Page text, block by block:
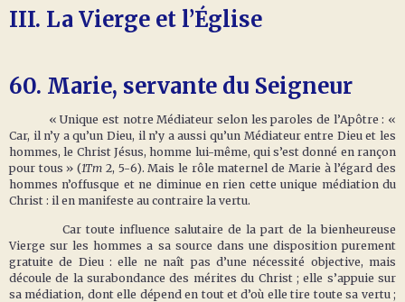
III. La Vierge et l’Église
60. Marie, servante du Seigneur
« Unique est notre Médiateur selon les paroles de l’Apôtre : «
Car, il n’y a qu’un Dieu, il n’y a aussi qu’un Médiateur entre Dieu et les
hommes, le Christ Jésus, homme lui-même, qui s’est donné en rançon
pour tous » (1Tm 2, 5-6). Mais le rôle maternel de Marie à l’égard des
hommes n’offusque et ne diminue en rien cette unique médiation du
Christ : il en manifeste au contraire la vertu.
Car toute influence salutaire de la part de la bienheureuse
Vierge sur les hommes a sa source dans une disposition purement
gratuite de Dieu : elle ne naît pas d’une nécessité objective, mais
découle de la surabondance des mérites du Christ ; elle s’appuie sur
sa médiation, dont elle dépend en tout et d’où elle tire toute sa vertu ;